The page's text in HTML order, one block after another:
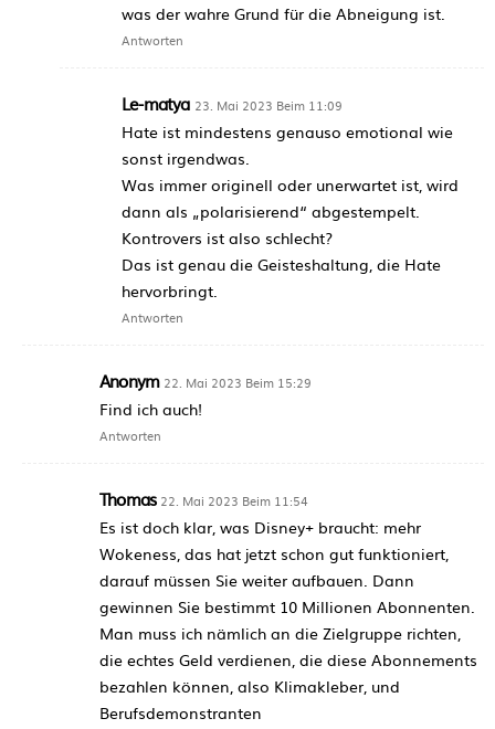
was der wahre Grund für die Abneigung ist.
Antworten
Le-matya 23. Mai 2023 Beim 11:09
Hate ist mindestens genauso emotional wie
sonst irgendwas.
Was immer originell oder unerwartet ist, wird
dann als „polarisierend“ abgestempelt.
Kontrovers ist also schlecht?
Das ist genau die Geisteshaltung, die Hate
hervorbringt.
Antworten
Anonym 22. Mai 2023 Beim 15:29
Find ich auch!
Antworten
Thomas 22. Mai 2023 Beim 11:54
Es ist doch klar, was Disney+ braucht: mehr
Wokeness, das hat jetzt schon gut funktioniert,
darauf müssen Sie weiter aufbauen. Dann
gewinnen Sie bestimmt 10 Millionen Abonnenten.
Man muss ich nämlich an die Zielgruppe richten,
die echtes Geld verdienen, die diese Abonnements
bezahlen können, also Klimakleber, und
Berufsdemonstranten